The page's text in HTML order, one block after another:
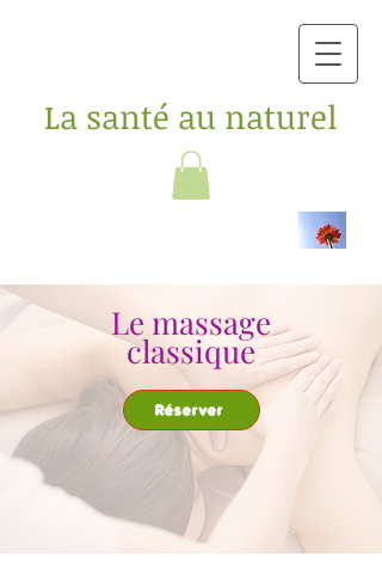
La santé au naturel
Le massage
classique
Réserver